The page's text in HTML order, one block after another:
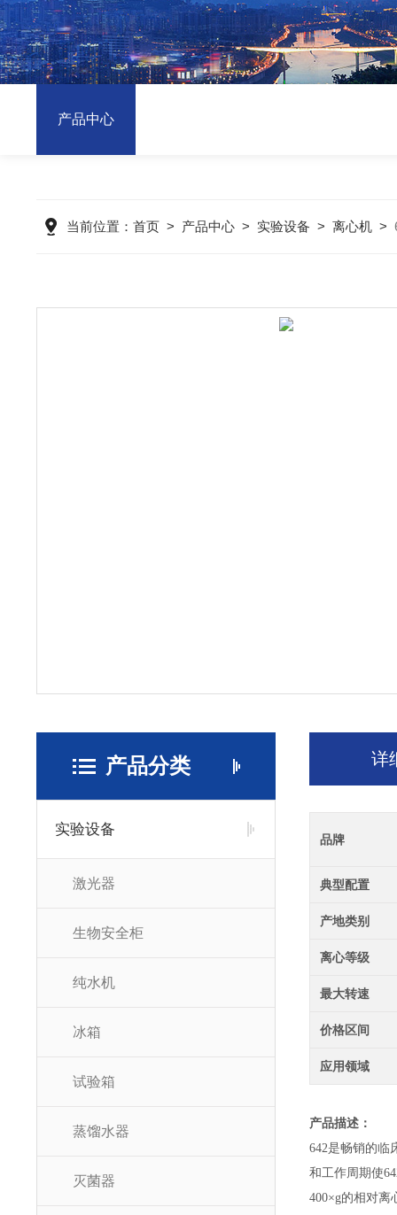
产品中心
当前位置： 首页> 产品中心> 实验设备 > 离心机>
产品分类
实验设备
激光器
生物安全柜
纯水机
冰箱
试验箱
蒸馏水器
灭菌器
详
品牌
典型配置
产地类别
离心等级
最大转速
价格区间
应用领域
产品描述：
642是畅销的临
和工作周期使
400×g的相对离